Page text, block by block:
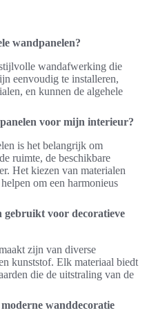
wandpanelen?
wandafwerking die
eenvoudig te installeren,
en kunnen de algehele
voor mijn interieur?
is het belangrijk om
ruimte, de beschikbare
Het kiezen van materialen
om een harmonieus
gebruikt voor decoratieve
zijn van diverse
kunststof. Elk materiaal biedt
die de uitstraling van de
wanddecoratie